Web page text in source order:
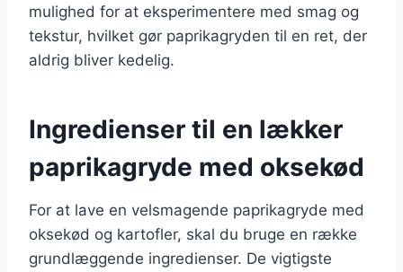
mulighed for at eksperimentere med smag og
tekstur, hvilket gør paprikagryden til en ret, der
aldrig bliver kedelig.
Ingredienser til en lækker
paprikagryde med oksekød
For at lave en velsmagende paprikagryde med
oksekød og kartofler, skal du bruge en række
grundlæggende ingredienser. De vigtigste